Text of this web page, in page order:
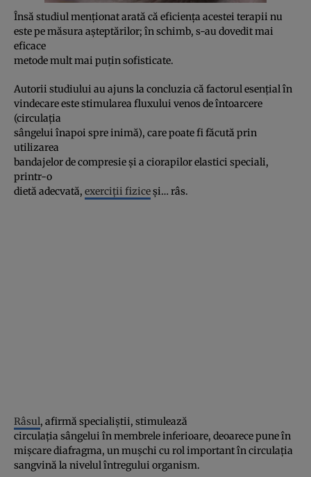
Însă studiul menţionat arată că eficienţa acestei terapii nu
este pe măsura aşteptărilor; în schimb, s-au dovedit mai
eficace
metode mult mai puţin sofisticate.
Autorii studiului au ajuns la concluzia că factorul esenţial în
vindecare este stimularea fluxului venos de întoarcere
(circulaţia
sângelui înapoi spre inimă), care poate fi făcută prin
utilizarea
bandajelor de compresie şi a ciorapilor elastici speciali,
printr-o
dietă adecvată, exerciţii fiziceşi… râs.
Râsul, afirmă specialiştii, stimulează
circulaţia sângelui în membrele inferioare, deoarece pune în
mişcare diafragma, un muşchi cu rol important în circulaţia
sangvină la nivelul întregului organism.